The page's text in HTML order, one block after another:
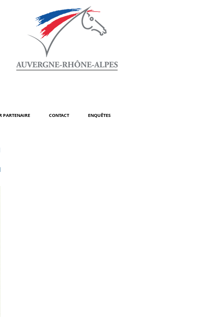
PARTENAIRE CONTACT ENQUÊTES